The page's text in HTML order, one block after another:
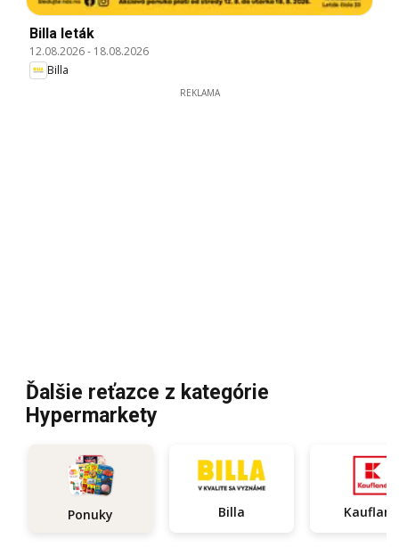
Billa leták
12.08.2026- 18.08.2026
Billa
REKLAMA
Ďalšie reťazce z kategórie
Hypermarkety
Ponuky Billa